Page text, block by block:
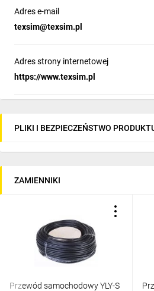
Adres e-mail
texsim@texsim.pl
Adres strony internetowej
https://www.texsim.pl
PLIKI I BEZPIECZEŃSTWO
ZAMIENNIKI
Przewód samochodowy YLY-S